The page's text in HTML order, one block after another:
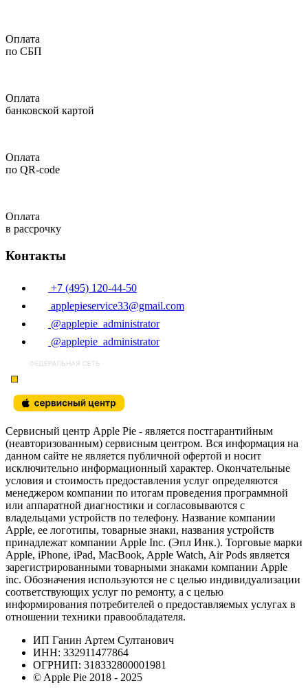
Оплата
по СБП
Оплата
банковской картой
Оплата
по QR-code
Оплата
в рассрочку
Контакты
+7 (495) 120-44-50
applepieservice33@gmail.com
@applepie_administrator
@applepie_administrator
Сервисный центр Apple Pie - является постгарантийным
(неавторизованным) сервисным центром. Вся информация на
данном сайте не является публичной офертой и носит
исключительно информационный характер. Окончательные
условия и стоимость предоставления услуг определяются
менеджером компании по итогам проведения программной
или аппаратной диагностики и согласовываются с
владельцами устройств по телефону. Название компании
Apple, ее логотипы, товарные знаки, названия устройств
принадлежат компании Apple Inc. (Эпл Инк.). Торговые марки
Apple, iPhone, iPad, MacBook, Apple Watch, Air Pods является
зарегистрированными товарными знаками компании Apple
inc. Обозначения используются не с целью индивидуализации
соответствующих услуг по ремонту, а с целью
информирования потребителей о предоставляемых услугах в
отношении техники правообладателя.
ИП Ганин Артем Султанович
ИНН: 332911477864
ОГРНИП: 318332800001981
© Apple Pie 2018 - 2025